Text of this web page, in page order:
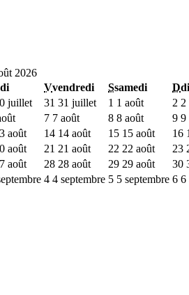
2026
Vvendredi Ssamedi D
juillet 31 31 juillet 1 1 août 2 2
7 7 août 8 8 août 9 9
août 14 14 août 15 15 août 16
août 21 21 août 22 22 août 23
août 28 28 août 29 29 août 30
4 4 septembre 5 5 septembre 6 6